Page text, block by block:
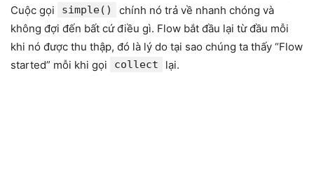
Cuộc gọi
simple()
chính nó trả về nhanh chóng và
không đợi đến bất cứ điều gì. Flow bắt đầu lại từ đầu mỗi
khi nó được thu thập, đó là lý do tại sao chúng ta thấy “Flow
started” mỗi khi gọi
collect lại.